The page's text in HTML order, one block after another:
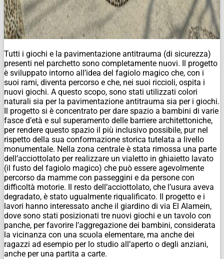
Tutti i giochi e la pavimentazione antitrauma (di sicurezza)
presenti nel parchetto sono completamente nuovi. Il progetto
è sviluppato intorno all’idea del fagiolo magico che, con i
suoi rami, diventa percorso e che, nei suoi riccioli, ospita i
nuovi giochi. A questo scopo, sono stati utilizzati colori
naturali sia per la pavimentazione antitrauma sia per i giochi.
Il progetto si è concentrato per dare spazio a bambini di varie
fasce d’età e sul superamento delle barriere architettoniche,
per rendere questo spazio il più inclusivo possibile, pur nel
rispetto della sua conformazione storica tutelata a livello
monumentale. Nella zona centrale è stata rimossa una parte
dell’acciottolato per realizzare un vialetto in ghiaietto lavato
(il fusto del fagiolo magico) che può essere agevolmente
percorso da mamme con passeggini e da persone con
difficoltà motorie. Il resto dell’acciottolato, che l’usura aveva
degradato, è stato ugualmente riqualificato. Il progetto e i
lavori hanno interessato anche il giardino di via El Alamein,
dove sono stati posizionati tre nuovi giochi e un tavolo con
panche, per favorire l’aggregazione dei bambini, considerata
la vicinanza con una scuola elementare, ma anche dei
ragazzi ad esempio per lo studio all’aperto o degli anziani,
anche per una partita a carte.